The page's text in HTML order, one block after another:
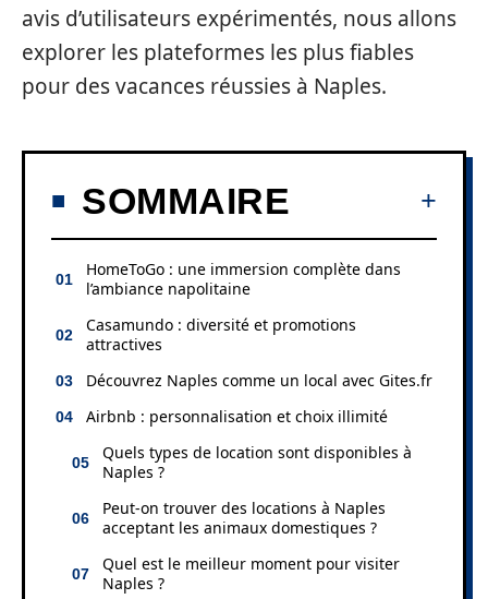
avis d’utilisateurs expérimentés, nous allons
explorer les plateformes les plus fiables
pour des vacances réussies à Naples.
SOMMAIRE
HomeToGo : une immersion complète dans
l’ambiance napolitaine
Casamundo : diversité et promotions
attractives
Découvrez Naples comme un local avec Gites.fr
Airbnb : personnalisation et choix illimité
Quels types de location sont disponibles à
Naples ?
Peut-on trouver des locations à Naples
acceptant les animaux domestiques ?
Quel est le meilleur moment pour visiter
Naples ?